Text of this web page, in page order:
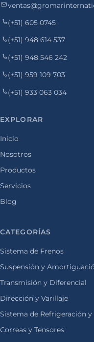
(+51) 605 0745
(+51) 948 614 537
(+51) 948 546 242
(+51) 959 109 703
(+51) 933 063 034
EXPLORAR
Inicio
Nosotros
Productos
Servicios
Blog
CATEGORÍAS
Sistema de Frenos
Suspensión y
Transmisión y Diferencial
Dirección y Varillaje
Sistema de Refrigeración
Correas y Tensores